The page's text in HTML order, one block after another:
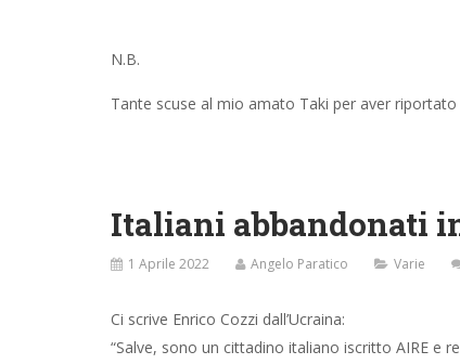
1 Aprile 2022 Angelo Paratico Varie
Ci scrive Enrico Cozzi dall’Ucraina:
Ucraina. In questo momento sono in cantina
bombardano.